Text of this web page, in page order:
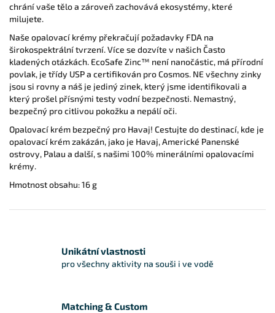
Unikátní vlastnosti
pro všechny aktivity na souši i ve vodě
Matching & Custom
chrání vaše tělo a zároveň zachovává ekosystémy, které
milujete.
Naše opalovací krémy překračují požadavky FDA na
širokospektrální tvrzení. Více se dozvíte v našich Často
kladených otázkách. EcoSafe Zinc™ není nanočástic, má přírodní
povlak, je třídy USP a certifikován pro Cosmos. NE všechny zinky
jsou si rovny a náš je jediný zinek, který jsme identifikovali a
který prošel přísnými testy vodní bezpečnosti. Nemastný,
bezpečný pro citlivou pokožku a nepálí oči.
Opalovací krém bezpečný pro Havaj! Cestujte do destinací, kde je
opalovací krém zakázán, jako je Havaj, Americké Panenské
ostrovy, Palau a další, s našimi 100% minerálními opalovacími
krémy.
Hmotnost obsahu: 16 g